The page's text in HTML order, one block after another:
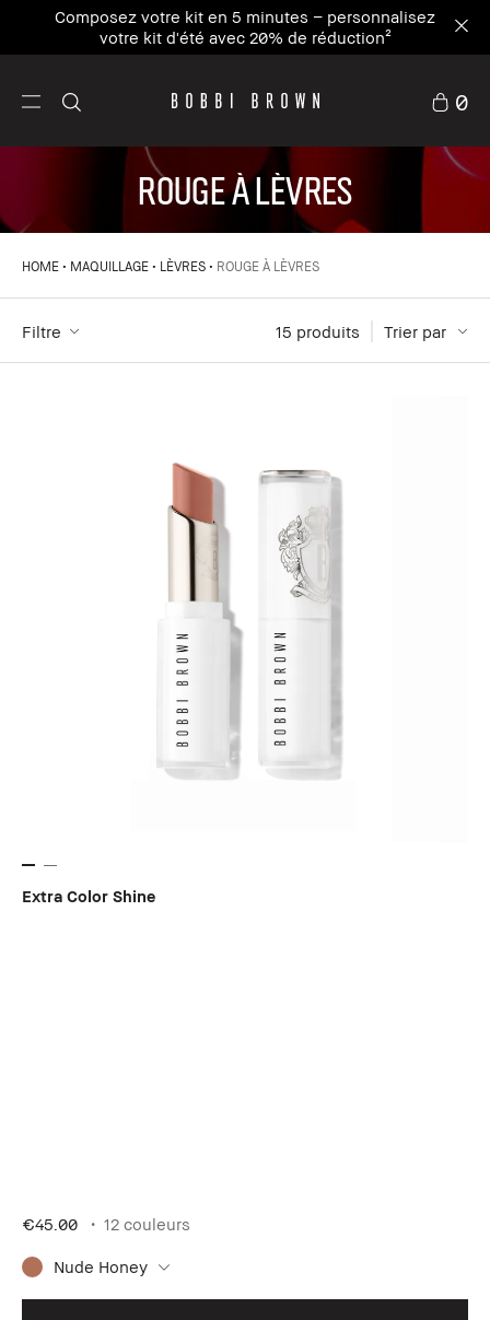
Composez votre kit en 5 minutes – personnalisez
votre kit d'été avec 20% de réduction²
0
ROUGE À LÈVRES
HOME MAQUILLAGE LÈVRES ROUGE À LÈVRES
Filtre Trier par
15 produits
Extra Color Shine
€45.00 12 couleurs
Nude Honey